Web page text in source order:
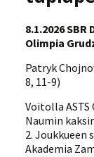
8.1.2026
Olimpia
Patryk
8, 11-9)
Voitolla
Naumin
2. Joukkueen
Akademia